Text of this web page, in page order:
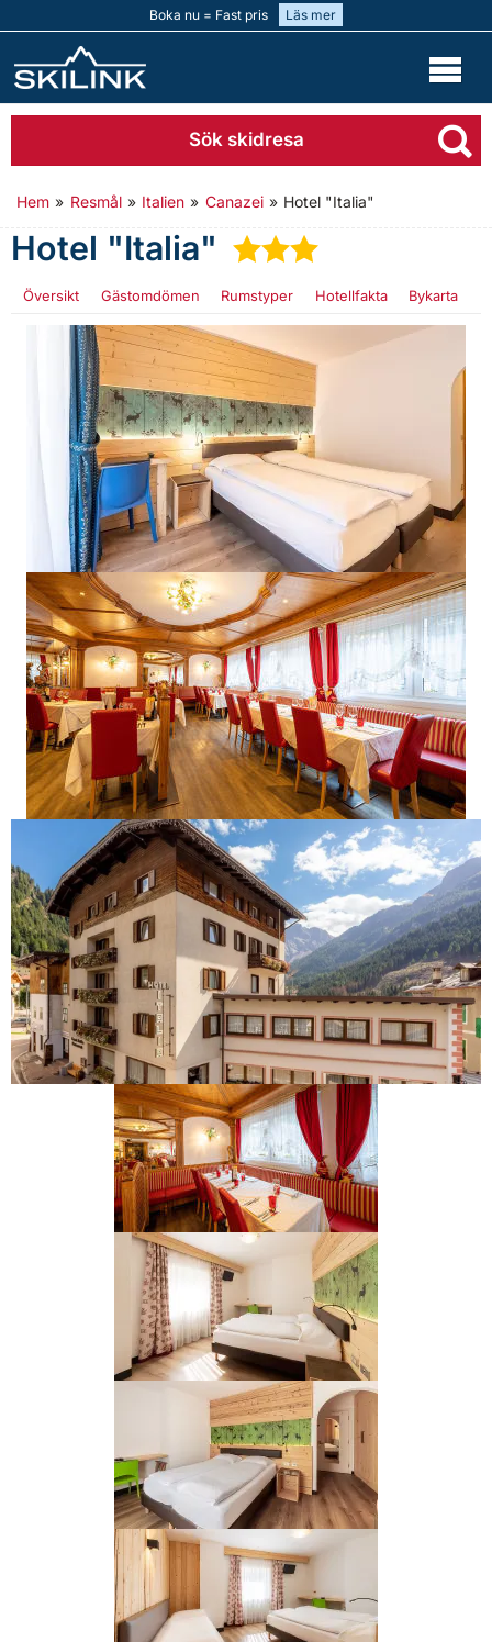
Boka nu = Fast pris Läs mer
Sök skidresa
Hem » Resmål » Italien » Canazei » Hotel "Italia"
Hotel "Italia" ★★★
Översikt Gästomdömen Rumstyper Hotellfakta Bykarta